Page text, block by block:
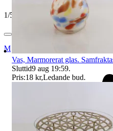
1/5
Myrorna
Vas, Marmorerat glas.
Sluttid9 aug 19:59.
Pris:18 kr,Ledande bud.